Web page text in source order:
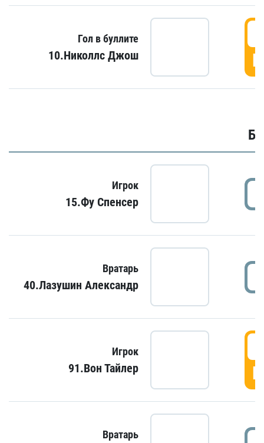
Гол в буллите
10.Николлс Джош
Игрок
15.Фу Спенсер
Вратарь
40.Лазушин Александр
Игрок
91.Вон Тайлер
Вратарь